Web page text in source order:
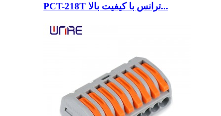
PCT-218T ترانس با کیفیت بالا...